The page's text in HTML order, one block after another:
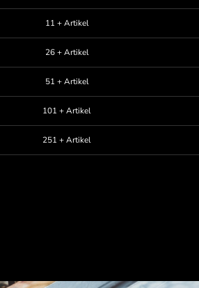
11 + Artikel
26 + Artikel
51 + Artikel
101 + Artikel
251 + Artikel